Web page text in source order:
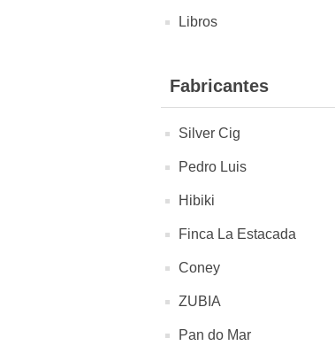
Libros
Fabricantes
Silver Cig
Pedro Luis
Hibiki
Finca La Estacada
Coney
ZUBIA
Pan do Mar